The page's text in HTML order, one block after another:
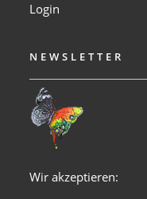
Login
NEWSLETTER
Wir akzeptieren: